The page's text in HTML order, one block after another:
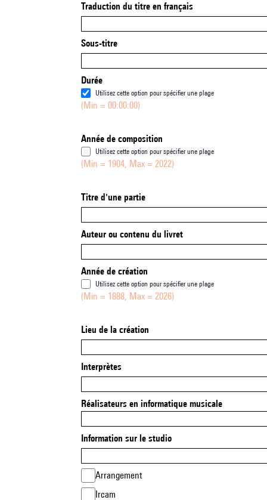
Traduction du titre en français
Sous-titre
Durée
Utilisez cette option pour spécifier une plage
(Min = 00:00:00)
Année de composition
Utilisez cette option pour spécifier une plage
(Min = 1904, Max = 2022)
Titre d'une partie
Auteur ou contenu du livret
Année de création
Utilisez cette option pour spécifier une plage
(Min = 1888, Max = 2026)
Lieu de la création
Interprètes
Réalisateurs en informatique musicale
Information sur le studio
Arrangement
Ircam